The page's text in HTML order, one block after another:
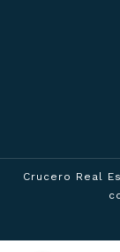
Crucero Real